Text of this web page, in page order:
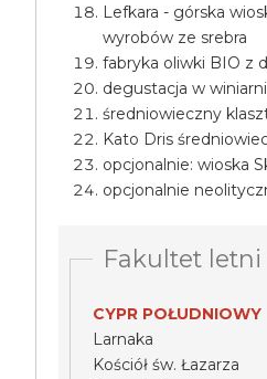
Lefkara - górska
wyrobów ze srebra
fabryka oliwki BIO z
degustacja w winiarni
średniowieczny
Kato Dris
opcjonalnie: wioska
opcjonalnie
Fakultet letni
CYPR POŁUDNIOWY
Larnaka
Kościół św. Łazarza